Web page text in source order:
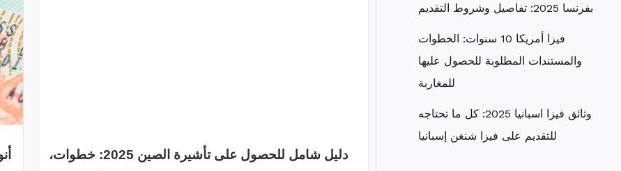
دليل شامل للحصول على تأشيرة الصين 2025: خطوات،
بفرنسا 2025: تفاصيل وشروط التقديم
فيزا أمريكا 10 سنوات: الخطوات
والمستندات المطلوبة للحصول عليها
للمغاربة
وثائق فيزا اسبانيا 2025: كل ما تحتاجه
للتقديم على فيزا شنغن إسبانيا